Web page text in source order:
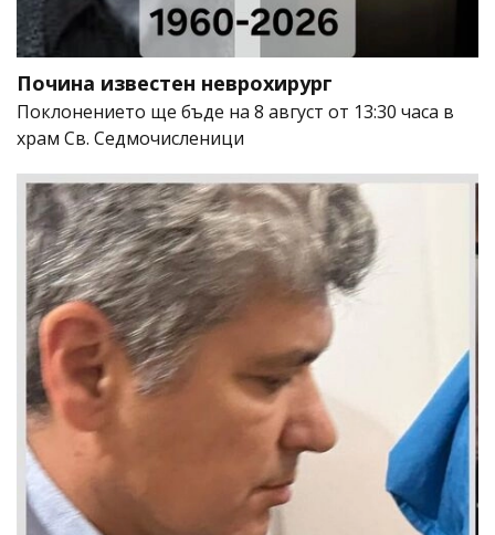
Почина известен неврохирург
Поклонението ще бъде на 8 август от 13:30 часа в
храм Св. Седмочисленици